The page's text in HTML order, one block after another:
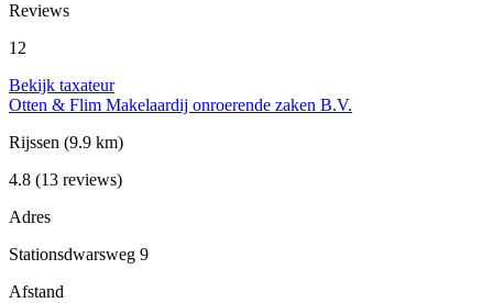
Reviews
12
Bekijk taxateur
Otten & Flim Makelaardij onroerende zaken B.V.
Rijssen (9.9 km)
4.8 (13 reviews)
Adres
Stationsdwarsweg 9
Afstand